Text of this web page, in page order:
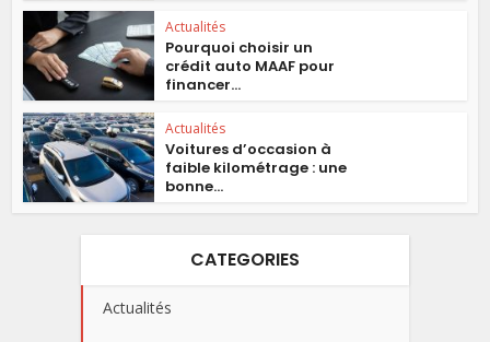
Actualités
Pourquoi choisir un
crédit auto MAAF pour
financer...
Actualités
Voitures d’occasion à
faible kilométrage : une
bonne...
CATEGORIES
Actualités